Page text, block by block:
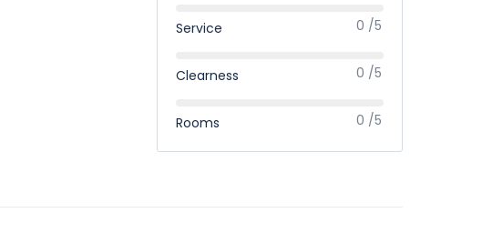
Service 0 /5
Clearness 0 /5
Rooms 0 /5